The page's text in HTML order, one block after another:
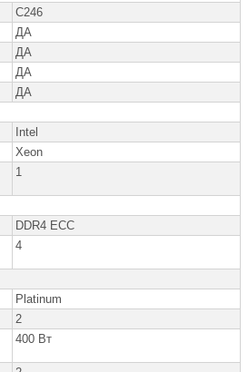
C246
ДА
ДА
ДА
ДА
Intel
Xeon
1
DDR4 ECC
4
Platinum
2
400 Вт